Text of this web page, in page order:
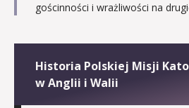
gościnności i wrażliwości na
Historia Polskiej Misji
w Anglii i Walii